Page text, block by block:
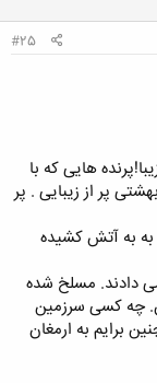
#25
هایی که با
پر از زیبایی . پر
به به آتش کشیده
دادند. مسلخ شده
چه کسی سرزمین
برایم به ارمغان